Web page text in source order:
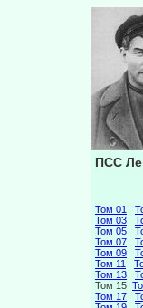
ПСС
Том 01
Том 03
Том 05
Том 07
Том 09
Том 11
Том 13
Том 15
Том 17